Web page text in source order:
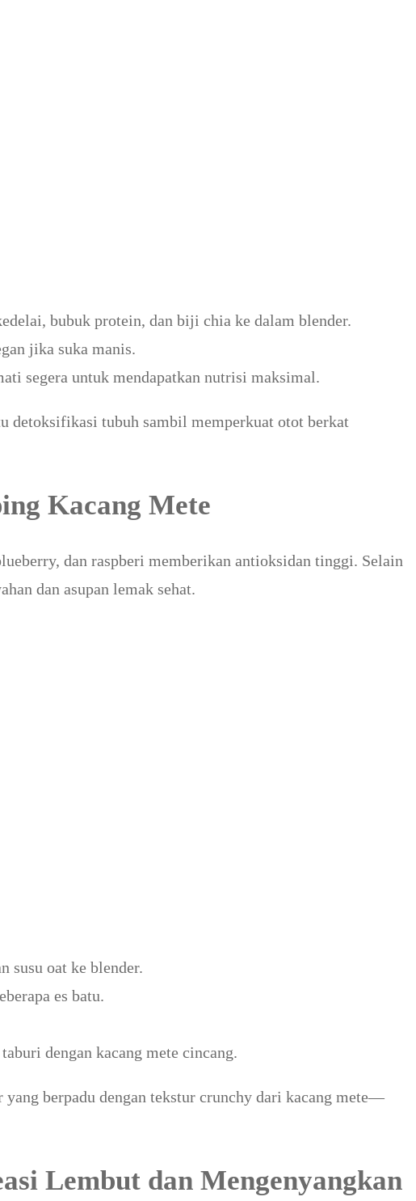
bubuk protein, dan biji chia ke dalam blender.
jika suka manis.
segera untuk mendapatkan nutrisi maksimal.
detoksifikasi tubuh sambil memperkuat otot berkat
Kacang Mete
dan raspberi memberikan antioksidan tinggi. Selain
dan asupan lemak sehat.
susu oat ke blender.
es batu.
dengan kacang mete cincang.
yang berpadu dengan tekstur crunchy dari kacang mete—
Lembut dan Mengenyangkan